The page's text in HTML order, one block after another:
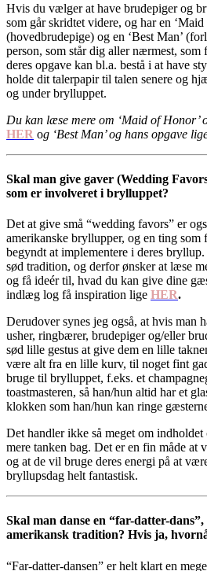
Hvis du vælger at have brudepiger og
som går skridtet videre, og har en
(hovedbrudepige) og en ‘Best Man’
person, som står dig aller nærmest,
deres opgave kan bl.a. bestå i at have
holde dit talerpapir til talen senere og
og under brylluppet.
Du kan læse mere om ‘Maid of Honor’
HER og ‘Best Man’ og hans opgave
Skal man give gaver (Wedding
som er involveret i brylluppet?
Det at give små “wedding favors” er
amerikanske bryllupper, og en ting som
begyndt at implementere i deres
sød tradition, og derfor ønsker at læse
og få ideér til, hvad du kan give dine
indlæg log få inspiration lige HER.
Derudover synes jeg også, at hvis man
usher, ringbærer, brudepiger og/eller
sød lille gestus at give dem en lille
være alt fra en lille kurv, til noget fint
bruge til brylluppet, f.eks. et
toastmasteren, så han/hun altid har et
klokken som han/hun kan ringe
Det handler ikke så meget om
mere tanken bag. Det er en fin måde at
og at de vil bruge deres energi på at
bryllupsdag helt fantastisk.
Skal man danse en “far-datter-
amerikansk tradition? Hvis ja,
“Far-datter-dansen” er helt klart en